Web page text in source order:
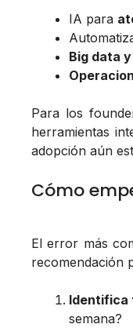
IA para
Big data
Para los
herramientas
adopción aún
Cómo
El error más
recomendación
Identifica
semana?